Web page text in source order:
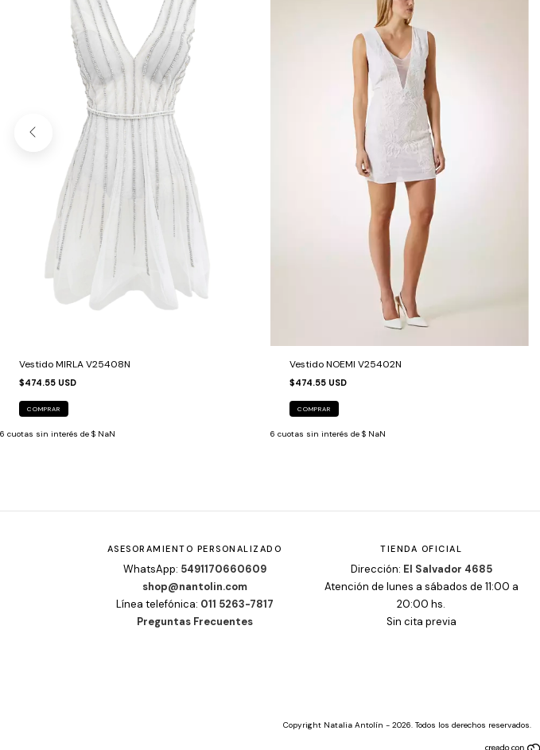
Vestido MIRLA V25408N
$474.55 USD
COMPRAR
6 cuotas sin interés de $ NaN
Vestido NOEMI V25402N
$474.55 USD
COMPRAR
6 cuotas sin interés de $ NaN
ASESORAMIENTO PERSONALIZADO
WhatsApp: 5491170660609
shop@nantolin.com
Línea telefónica: 011 5263-7817
Preguntas Frecuentes
TIENDA OFICIAL
Dirección: El Salvador 4685
Atención de lunes a sábados de 11:00 a
20:00 hs.
Sin cita previa
Copyright Natalia Antolín - 2026. Todos los derechos reservados.